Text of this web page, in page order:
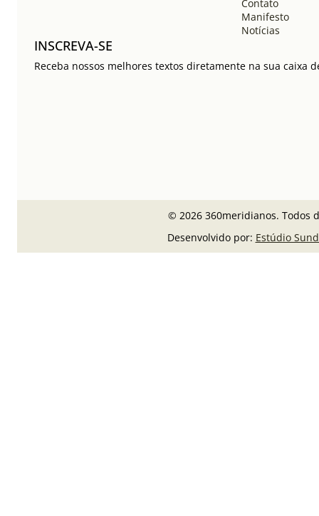
Contato
Manifesto
Notícias
INSCREVA-SE
Receba nossos melhores textos diretamente na sua caixa
© 2026 360meridianos. Todos
Desenvolvido por: Estúdio